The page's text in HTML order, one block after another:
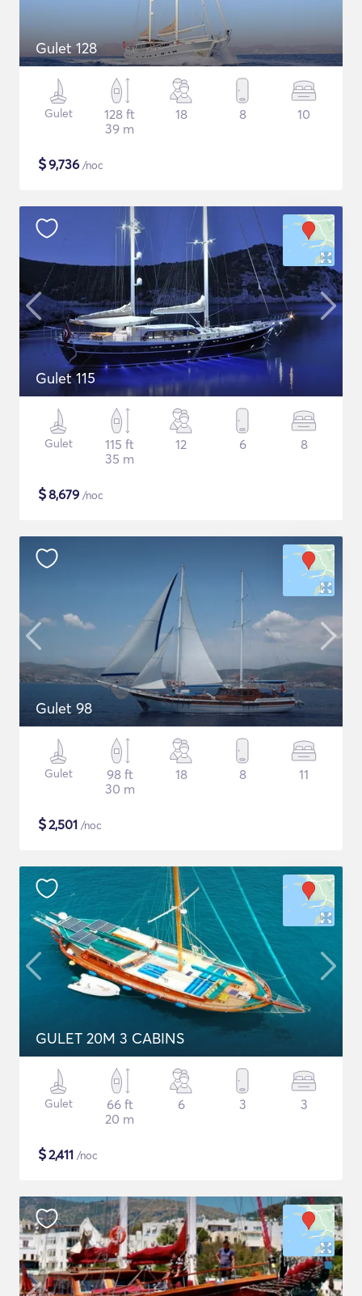
Gulet 128
Gulet
128 ft
39 m
18 8 10
$9,736 /noc
Gulet 115
Gulet
115 ft
35 m
12 6 8
$8,679 /noc
Gulet 98
Gulet
98 ft
30 m
18 8 11
$2,501 /noc
GULET 20M 3 CABINS
Gulet
66 ft
20 m
6 3 3
$2,411 /noc